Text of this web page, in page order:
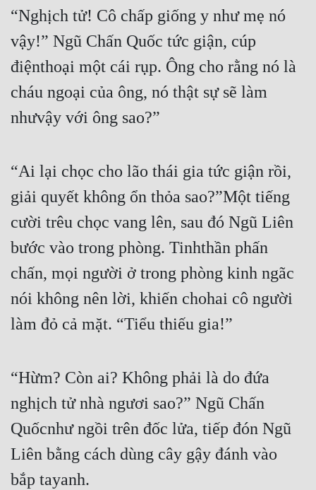
Kỳ Huyễn
Kỳ Ảo
Linh Dị
Mưu Mô
Mạt Thế
Mỹ Thực
Ngôn Tình
Ngược
Nữ Cường
Nữ Phụ
Quan Trường
Quân Sự
“Nghịch tử! Cô chấp giống y như mẹ nó
vậy!” Ngũ Chấn Quốc tức giận, cúp
điệnthoại một cái rụp. Ông cho rằng nó là
cháu ngoại của ông, nó thật sự sẽ làm
nhưvậy với ông sao?”
“Ai lại chọc cho lão thái gia tức giận rồi,
giải quyết không ổn thỏa sao?”Một tiếng
cười trêu chọc vang lên, sau đó Ngũ Liên
bước vào trong phòng. Tinhthần phấn
chấn, mọi người ở trong phòng kinh ngãc
nói không nên lời, khiến chohai cô người
làm đỏ cả mặt. “Tiểu thiếu gia!”
“Hừm? Còn ai? Không phải là do đứa
nghịch tử nhà ngươi sao?” Ngũ Chấn
Quốcnhư ngồi trên đốc lửa, tiếp đón Ngũ
Liên bằng cách dùng cây gậy đánh vào
bắp tayanh.